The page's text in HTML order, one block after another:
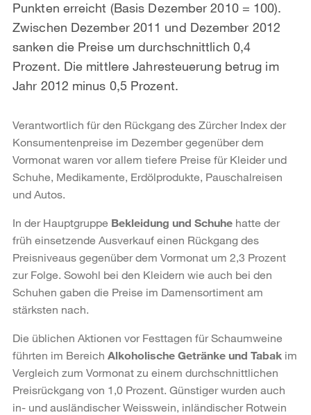
Punkten erreicht (Basis Dezember 2010 = 100).
Zwischen Dezember 2011 und Dezember 2012
sanken die Preise um durchschnittlich 0,4
Prozent. Die mittlere Jahresteuerung betrug im
Jahr 2012 minus 0,5 Prozent.
Verantwortlich für den Rückgang des Zürcher Index der
Konsumentenpreise im Dezember gegenüber dem
Vormonat waren vor allem tiefere Preise für Kleider und
Schuhe, Medi­kamente, Erdölprodukte, Pauschalreisen
und Autos.
In der Hauptgruppe Bekleidung und Schuhe hatte der
früh einsetzende Ausverkauf einen Rückgang des
Preisniveaus gegenüber dem Vormonat um 2,3 Prozent
zur Folge. Sowohl bei den Kleidern wie auch bei den
Schuhen gaben die Preise im Damensortiment am
stärksten nach.
Die üblichen Aktionen vor Festtagen für Schaumweine
führten im Bereich Alkoholische Getränke und Tabak im
Vergleich zum Vormonat zu einem durchschnittlichen
Preis­rückgang von 1,0 Prozent. Günstiger wurden auch
in- und ausländischer Weisswein, inländischer Rotwein